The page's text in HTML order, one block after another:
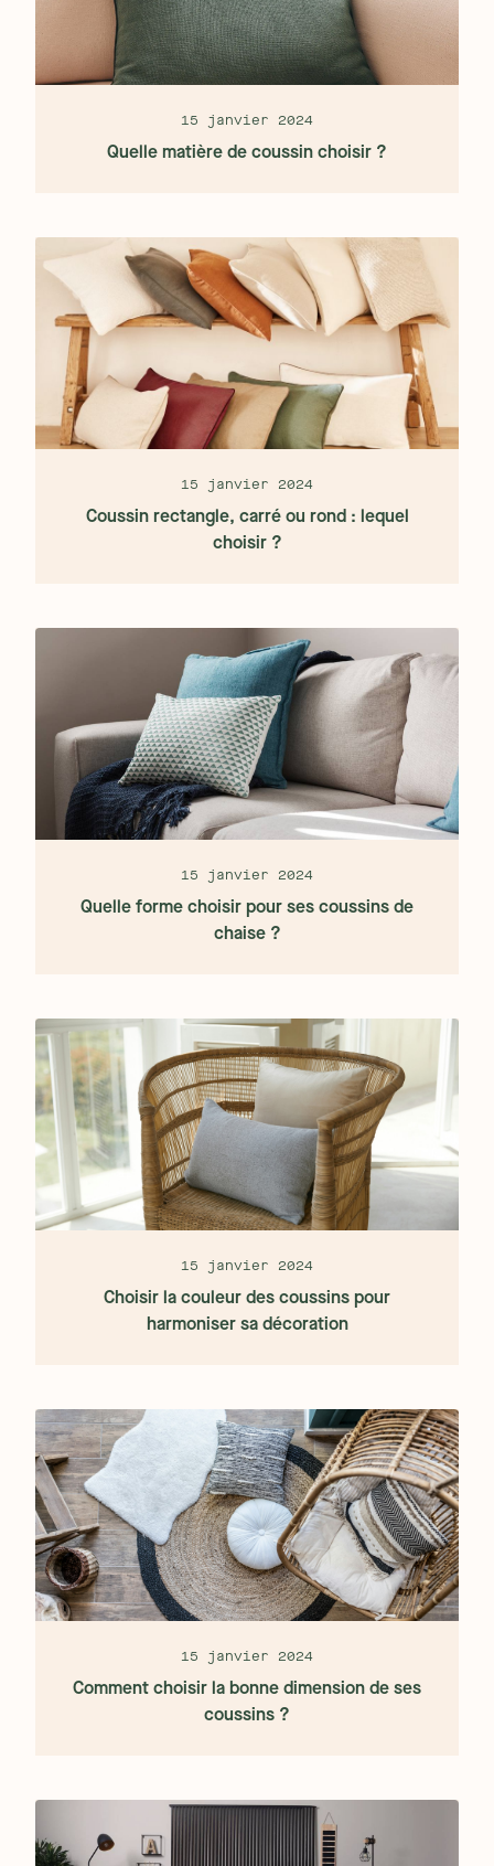
15 janvier 2024
Quelle matière de coussin choisir ?
15 janvier 2024
Coussin rectangle, carré ou rond : lequel
choisir ?
15 janvier 2024
Quelle forme choisir pour ses coussins de
chaise ?
15 janvier 2024
Choisir la couleur des coussins pour
harmoniser sa décoration
15 janvier 2024
Comment choisir la bonne dimension de ses
coussins ?